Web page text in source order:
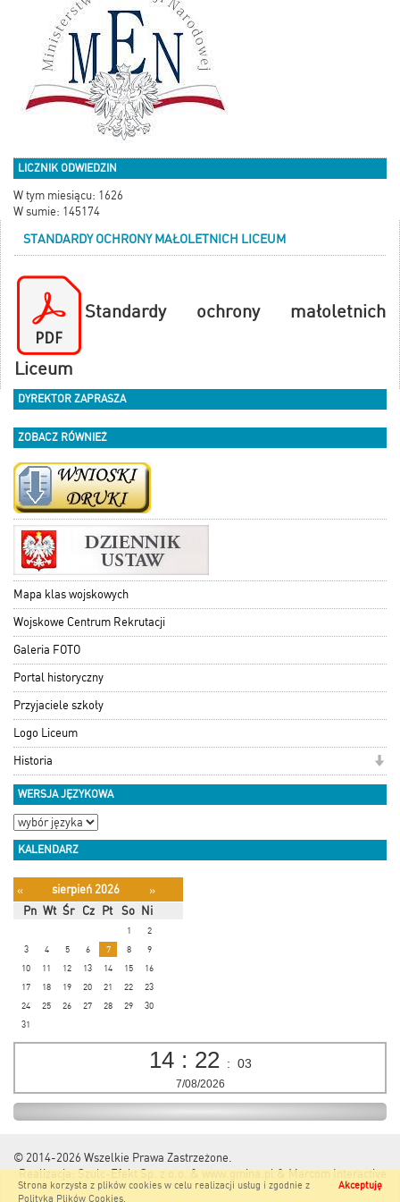
LICZNIK ODWIEDZIN
W tym miesiącu: 1626
W sumie: 145174
STANDARDY OCHRONY MAŁOLETNICH LICEUM
Standardy ochrony małoletnich
Liceum
DYREKTOR ZAPRASZA
ZOBACZ RÓWNIEŻ
Mapa klas wojskowych
Wojskowe Centrum Rekrutacji
Galeria FOTO
Portal historyczny
Przyjaciele szkoły
Logo Liceum
Historia
WERSJA JĘZYKOWA
KALENDARZ
« sierpień 2026
»
Pn Wt Śr Cz Pt So Ni
1
2
3
4 5 6 7 8
9
10
11 12 13 14 15
16
17
18 19 20 21 22
23
24
25 26 27 28 29
30
31
14 : 22 : 04
7/08/2026
Akceptuję
Strona korzysta z plików cookies w celu realizacji usług i zgodnie z
Polityką Plików Cookies.
© 2014-2026 Wszelkie Prawa Zastrzeżone.
Realizacja:Szulc-Efekt Sp. z o.o. & www.gmina.pl&Marcom Interactive